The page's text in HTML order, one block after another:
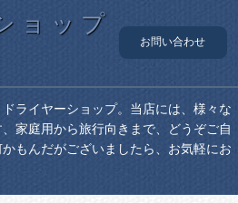
ョップ
お問い合わせ
ライヤーショップ。当店には、様々な
家庭用から旅行向きまで、どうぞご自
もんだがございましたら、お気軽にお